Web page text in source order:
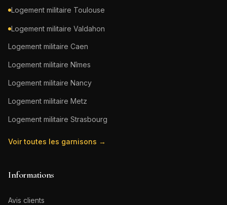
Logement militaire Toulouse
Logement militaire Valdahon
Logement militaire Caen
Logement militaire Nîmes
Logement militaire Nancy
Logement militaire Metz
Logement militaire Strasbourg
Voir toutes les garnisons →
Informations
Avis clients